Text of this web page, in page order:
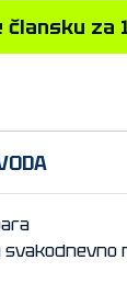
člansku za